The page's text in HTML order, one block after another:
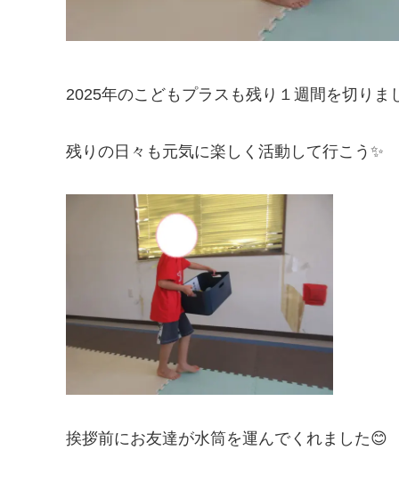
2025年のこどもプラスも残り１週間を切りま
残りの日々も元気に楽しく活動して行こう✨
挨拶前にお友達が水筒を運んでくれました😊